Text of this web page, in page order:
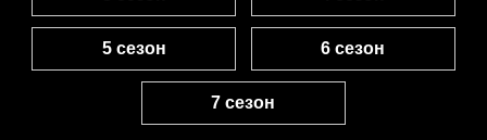
5 сезон 6 сезон
7 сезон